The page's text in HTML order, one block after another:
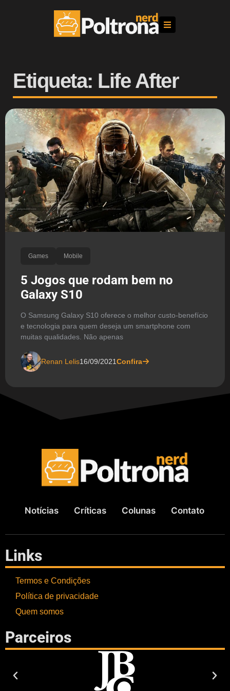
Etiqueta: Life After
Games Mobile
5 Jogos que rodam bem no
Galaxy S10
O Samsung Galaxy S10 oferece o melhor custo-benefício
e tecnologia para quem deseja um smartphone com
muitas qualidades. Não apenas
Renan Lelis16/09/2021Confira
Notícias Críticas Colunas Contato
Links
Termos e Condições
Política de privacidade
Quem somos
Parceiros